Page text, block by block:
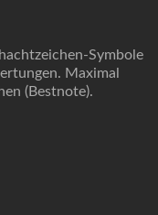
Symbole
Maximal
(Bestnote).